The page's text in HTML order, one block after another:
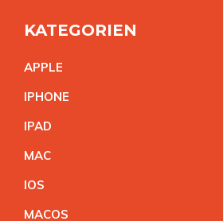
KATEGORIEN
APPLE
IPHONE
IPAD
MAC
IOS
MACOS